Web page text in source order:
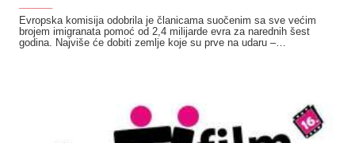
Evropska komisija odobrila je članicama suočenim sa sve većim
brojem imigranata pomoć od 2,4 milijarde evra za narednih šest
godina. Najviše će dobiti zemlje koje su prve na udaru –…